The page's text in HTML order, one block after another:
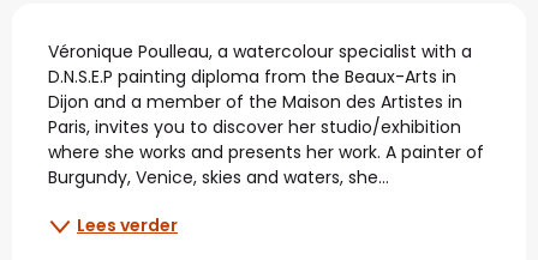
Beschrijving
Véronique Poulleau, a watercolour specialist with a
D.N.S.E.P painting diploma from the Beaux-Arts in
Dijon and a member of the Maison des Artistes in
Paris, invites you to discover her studio/exhibition
where she works and presents her work. A painter of
Burgundy, Venice, skies and waters, she...
Lees verder